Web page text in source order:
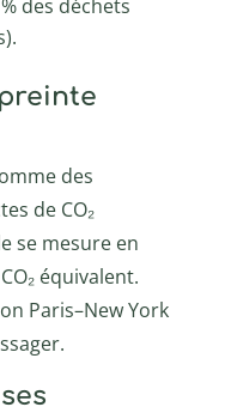
des déchets
des
de CO₂
se mesure en
équivalent.
Paris–New York